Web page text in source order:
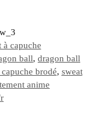
à capuche
ball, dragon ball
capuche brodé, sweat
anime